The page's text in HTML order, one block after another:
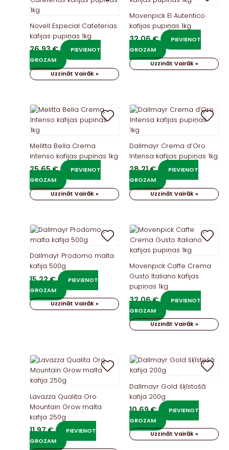
Novell Especial Cafeterias
kafijas pupiņas 1kg
26,93€
PIEVIENOT
GROZAM
Uzzināt Vairāk »
Movenpick El Autentico
kafijas pupiņas 1kg
32,06€
PIEVIENOT
GROZAM
Uzzināt Vairāk »
Melitta Bella Crema
Intenso kafijas pupinas 1kg
25,65€
PIEVIENOT
GROZAM
Uzzināt Vairāk »
Dallmayr Crema d’Oro
Intensa kafijas pupiņas 1kg
28,21€
PIEVIENOT
GROZAM
Uzzināt Vairāk »
Dallmayr Prodomo malta
kafija 500g
15,22€
PIEVIENOT
GROZAM
Uzzināt Vairāk »
Movenpick Caffe Crema
Gusto Italiano kafijas
pupiņas 1kg
32,06€
PIEVIENOT
GROZAM
Uzzināt Vairāk »
Lavazza Qualita Oro
Mountain Grow malta
kafija 250g
11,97€
PIEVIENOT
GROZAM
Dallmayr Gold šķīstošā
kafija 200g
10,69€
PIEVIENOT
GROZAM
Uzzināt Vairāk »